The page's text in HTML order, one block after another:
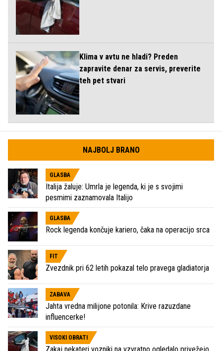
Klima v avtu ne hladi? Preden
zapravite denar za servis, preverite
teh pet stvari
NAJBOLJ BRANO
GLASBA
Italija žaluje: Umrla je legenda, ki je s svojimi
pesmimi zaznamovala Italijo
GLASBA
Rock legenda končuje kariero, čaka na operacijo srca
FIT
Zvezdnik pri 62 letih pokazal telo pravega gladiatorja
ZABAVA
Jahta vredna milijone potonila: Krive razuzdane
influencerke!
VISOKI OBRATI